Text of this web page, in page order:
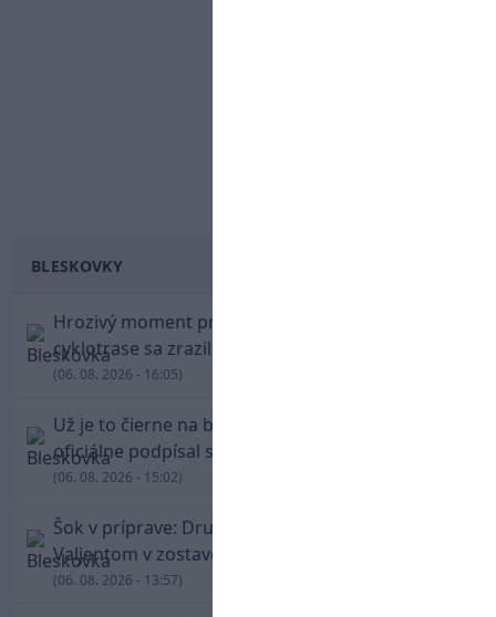
BLESKOVKY
Hrozivý moment pre Zdena Cháru! Na
cyklotrase sa zrazil s bežcom
(06. 08. 2026 - 16:05)
Už je to čierne na bielom: Mohamed Salah
oficiálne podpísal s Trabzonsporom
(06. 08. 2026 - 15:02)
Šok v príprave: Druholigová Mallorca s
Valjentom v zostave zdolala PSG
(06. 08. 2026 - 13:57)